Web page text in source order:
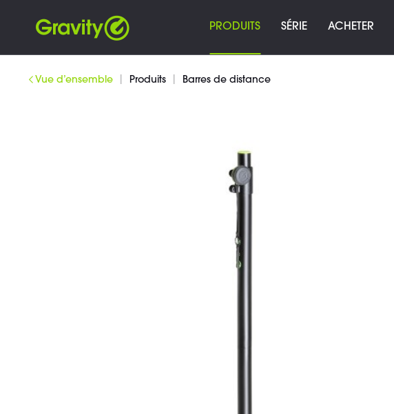
PRODUITS SÉRIE ACHETER
Vue d’ensemble Produits Barres de distance